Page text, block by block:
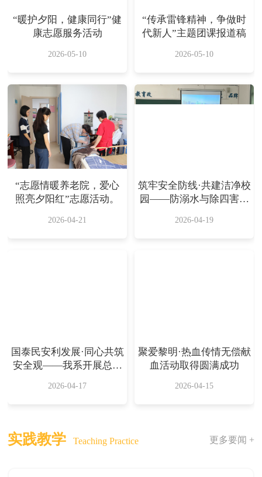
“暖护夕阳，健康同行”健
康志愿服务活动
2026-05-10
“传承雷锋精神，争做时
代新人”主题团课报道稿
2026-05-10
“志愿情暖养老院，爱心
照亮夕阳红”志愿活动。
2026-04-21
筑牢安全防线·共建洁净校
园——防溺水与除四害主
2026-04-19
国泰民安利发展·同心共筑
安全观——我系开展总体
2026-04-17
聚爱黎明·热血传情无偿献
血活动取得圆满成功
2026-04-15
实践教学 Teaching Practice 更多要闻 +